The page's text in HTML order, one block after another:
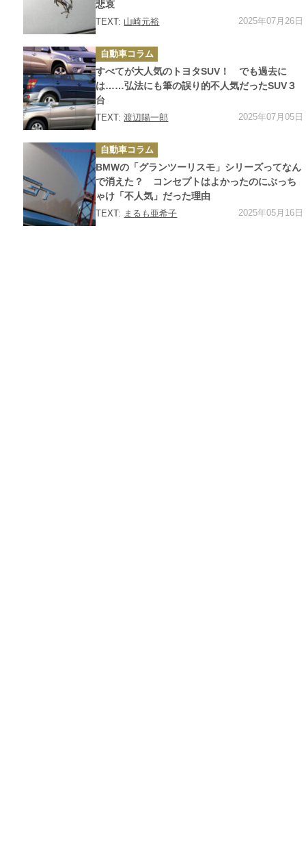
悲哀
TEXT: 山崎元裕 2025年07月26日
カ
テ
ゴ
リ
ー
自動車コラム
すべてが大人気のトヨタSUV！ でも過去に
は……弘法にも筆の誤り的不人気だったSUV３
台
TEXT:渡辺陽一郎 2025年07月05日
カ
テ
ゴ
リ
ー
自動車コラム
BMWの「グランツーリスモ」シリーズってなん
で消えた？ コンセプトはよかったのにぶっち
ゃけ「不人気」だった理由
TEXT: まるも亜希子 2025年05月16日